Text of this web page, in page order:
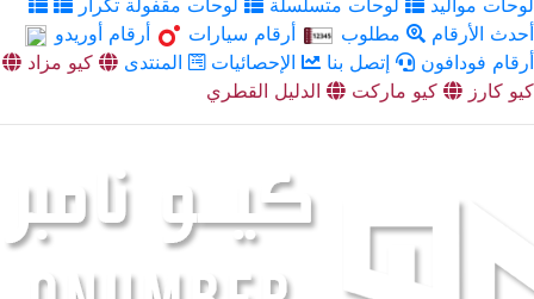
لوحات مواليد لوحات متسلسلة
لوحات مقفولة تكرار
أحدث الأرقام
مطلوب أرقام سيارات
أرقام أوريدو
أرقام فودافون
إتصل بنا الإحصائيات المنتدى
كيو مزاد
كيو كارز
كيو ماركت الدليل القطري